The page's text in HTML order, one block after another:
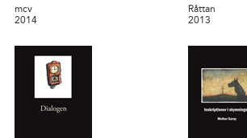
mcv
2014
Råttan
2013